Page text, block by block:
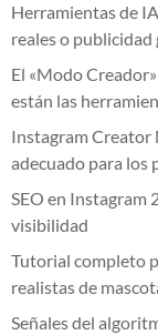
Herramientas de
reales o publicidad
El «Modo
están las
Instagram Creator
adecuado para los
SEO en Instagram
visibilidad
Tutorial completo
realistas de
Señales del